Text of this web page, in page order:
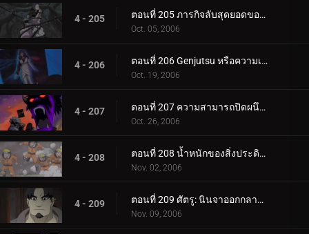
4 - 205 ตอนที่ 205 ภารกิจลับสุดยอดของคุเรไน: คำสัญญากับโฮคาเงะรุ่นที่ 3
Oct. 05, 2006
4 - 206 ตอนที่ 206 Genjutsu หรือความเป็นจริง?
Oct. 19, 2006
4 - 207 ตอนที่ 207 ความสามารถปิดผนึกที่ควรจะเป็น
Oct. 26, 2006
4 - 208 ตอนที่ 208 น้ำหนักของสิ่งประดิษฐ์ล้ำค่า!
Nov. 02, 2006
4 - 209 ตอนที่ 209 ศัตรู: นินจาออกกลางคัน
Nov. 09, 2006